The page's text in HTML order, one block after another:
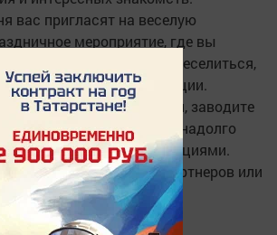
вас пригласят на веселую
мероприятие, где вы
от души отдохнуть и повеселиться,
полезной информации.
с различными людьми, заводите
и день запомнится вам надолго
и позитивными эмоциями.
от зарубежных партнеров или
вам по душе.